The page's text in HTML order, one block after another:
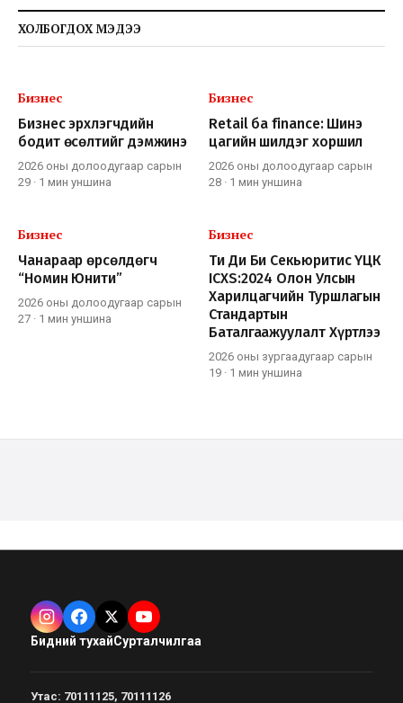
ХОЛБОГДОХ МЭДЭЭ
Бизнес
Бизнес эрхлэгчдийн
бодит өсөлтийг дэмжинэ
2026 оны долоодугаар сарын
29 · 1 мин уншина
Бизнес
Retail ба finance: Шинэ
цагийн шилдэг хоршил
2026 оны долоодугаар сарын
28 · 1 мин уншина
Бизнес
Чанараар өрсөлдөгч
“Номин Юнити”
2026 оны долоодугаар сарын
27 · 1 мин уншина
Бизнес
Ти Ди Би Секьюритис ҮЦК
ICXS:2024 Олон Улсын
Харилцагчийн Туршлагын
Стандартын
Баталгаажуулалт Хүртлээ
2026 оны зургаадугаар сарын
19 · 1 мин уншина
Бидний тухайСурталчилгаа
Утас: 70111125, 70111126